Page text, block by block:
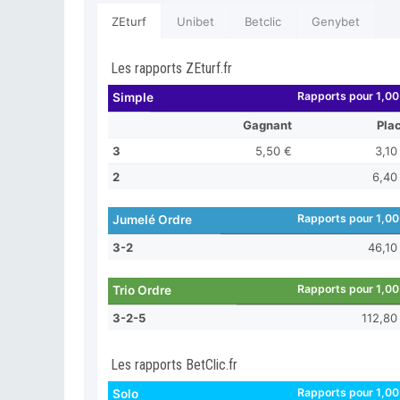
ZEturf Unibet Betclic Genybet
Les rapports ZEturf.fr
Simple Rapports pour
Gagnant
3
5,50 €
2
6,40
Jumelé Ordre Rapports pour
3-2
Trio Ordre Rapports pour
3-2-5
Les rapports BetClic.fr
Solo Rapports pour